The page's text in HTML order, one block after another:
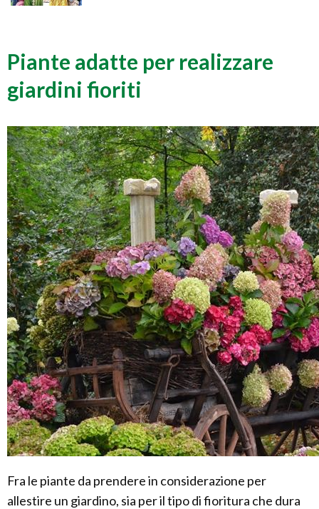
Piante adatte per realizzare
giardini fioriti
Fra le piante da prendere in considerazione per
allestire un giardino, sia per il tipo di fioritura che dura